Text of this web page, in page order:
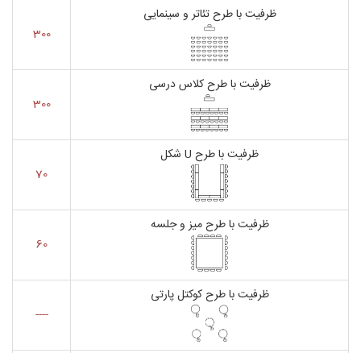
ظرفیت با طرح تئاتر و سینمایی
300
ظرفیت با طرح کلاس درسی
300
ظرفیت با طرح U شکل
70
ظرفیت با طرح میز و جلسه
60
ظرفیت با طرح کوکتل پارتی
----